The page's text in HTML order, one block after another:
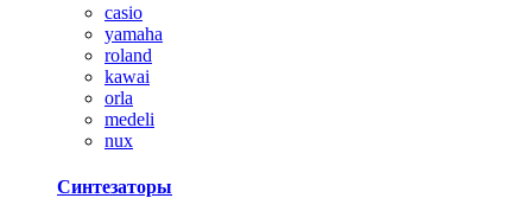
casio
yamaha
roland
kawai
orla
medeli
nux
Синтезаторы